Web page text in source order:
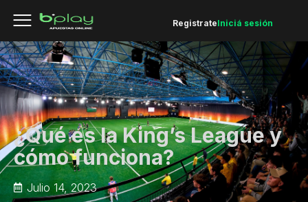
RegistrateIniciá sesión
¿Qué es la King’s League y
cómo funciona?
Julio 14, 2023